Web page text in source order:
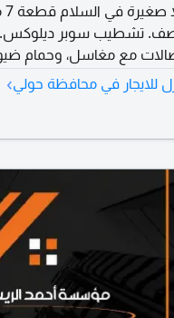
مع مغاسل، وحمام
للايجار في محافظة حولي›